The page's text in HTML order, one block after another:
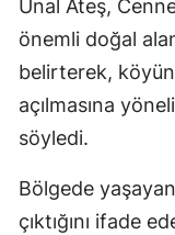
Ünal Ateş,
önemli doğal
belirterek, köyün
açılmasına
söyledi.
Bölgede
çıktığını ifade